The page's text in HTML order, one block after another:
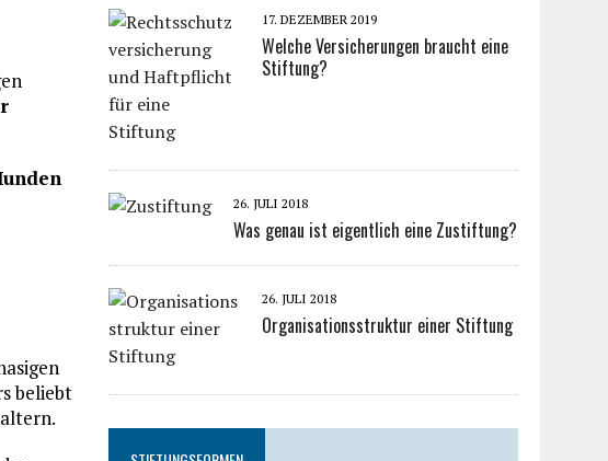
beliebt
17. DEZEMBER 2019
Welche Versicherungen braucht eine
Stiftung?
26. JULI 2018
Was genau ist eigentlich eine Zustiftung?
26. JULI 2018
Organisationsstruktur einer Stiftung